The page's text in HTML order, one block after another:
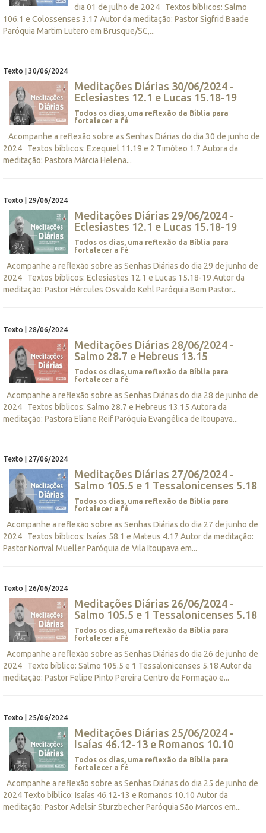
dia 01 de julho de 2024 Textos bíblicos: Salmo
106.1 e Colossenses 3.17 Autor da meditação: Pastor Sigfrid Baade
Paróquia Martim Lutero em Brusque/SC,...
Texto | 30/06/2024
Meditações Diárias 30/06/2024 -
Eclesiastes 12.1 e Lucas 15.18-19
Todos os dias, uma reflexão da Bíblia para
fortalecer a fé
Acompanhe a reflexão sobre as Senhas Diárias do dia 30 de junho de
2024 Textos bíblicos: Ezequiel 11.19 e 2 Timóteo 1.7 Autora da
meditação: Pastora Márcia Helena...
Texto | 29/06/2024
Meditações Diárias 29/06/2024 -
Eclesiastes 12.1 e Lucas 15.18-19
Todos os dias, uma reflexão da Bíblia para
fortalecer a fé
Acompanhe a reflexão sobre as Senhas Diárias do dia 29 de junho de
2024 Textos bíblicos: Eclesiastes 12.1 e Lucas 15.18-19 Autor da
meditação: Pastor Hércules Osvaldo Kehl Paróquia Bom Pastor...
Texto | 28/06/2024
Meditações Diárias 28/06/2024 -
Salmo 28.7 e Hebreus 13.15
Todos os dias, uma reflexão da Bíblia para
fortalecer a fé
Acompanhe a reflexão sobre as Senhas Diárias do dia 28 de junho de
2024 Textos bíblicos: Salmo 28.7 e Hebreus 13.15 Autora da
meditação: Pastora Eliane Reif Paróquia Evangélica de Itoupava...
Texto | 27/06/2024
Meditações Diárias 27/06/2024 -
Salmo 105.5 e 1 Tessalonicenses 5.18
Todos os dias, uma reflexão da Bíblia para
fortalecer a fé
Acompanhe a reflexão sobre as Senhas Diárias do dia 27 de junho de
2024 Textos bíblicos: Isaías 58.1 e Mateus 4.17 Autor da meditação:
Pastor Norival Mueller Paróquia de Vila Itoupava em...
Texto | 26/06/2024
Meditações Diárias 26/06/2024 -
Salmo 105.5 e 1 Tessalonicenses 5.18
Todos os dias, uma reflexão da Bíblia para
fortalecer a fé
Acompanhe a reflexão sobre as Senhas Diárias do dia 26 de junho de
2024 Texto bíblico: Salmo 105.5 e 1 Tessalonicenses 5.18 Autor da
meditação: Pastor Felipe Pinto Pereira Centro de Formação e...
Texto | 25/06/2024
Meditações Diárias 25/06/2024 -
Isaías 46.12-13 e Romanos 10.10
Todos os dias, uma reflexão da Bíblia para
fortalecer a fé
Acompanhe a reflexão sobre as Senhas Diárias do dia 25 de junho de
2024 Texto bíblico: Isaías 46.12-13 e Romanos 10.10 Autor da
meditação: Pastor Adelsir Sturzbecher Paróquia São Marcos em...